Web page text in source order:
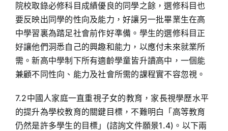
院校取錄必修科目成績優良的同學之餘，選修科目也
要反映出同學的性向及能力，好讓另一批畢業生在高
中學習裏為踏足社會前作好準備。學生的選修科目正
好讓他們洞悉自己的興趣和能力，以應付未來就業所
需。新高中學制下所有適齡學童皆升讀高中，一個能
兼顧不同性向、能力及社會所需的課程實不容忽視。
7.2中國人家庭一直重視子女的教育，家長視學歷水平
的提升為學校教育的關鍵目標，不難明白「高等教育
仍然是許多學生的目標」(諮詢文件願景1.4)。以下兩